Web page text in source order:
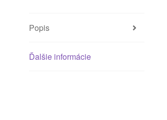
Popis
Ďalšie informácie